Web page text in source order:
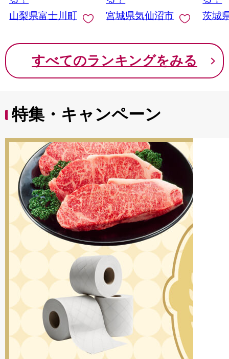
イン マスカット ぶど
う ブドウ 葡萄 大粒 種
9000円 九千円
山梨県富士川町
宮城県気仙沼市
茨城
すべてのランキングをみる
特集・キャンペーン